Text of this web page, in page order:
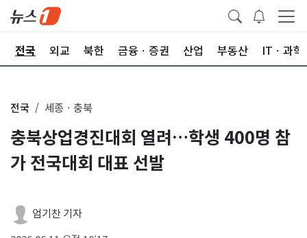
전국 외교 북한 금융ㆍ증권 산업 부동산 ITㆍ과학
전국 세종ㆍ충북
충북상업경진대회 열려…학생 400명 참
가 전국대회 대표 선발
엄기찬 기자